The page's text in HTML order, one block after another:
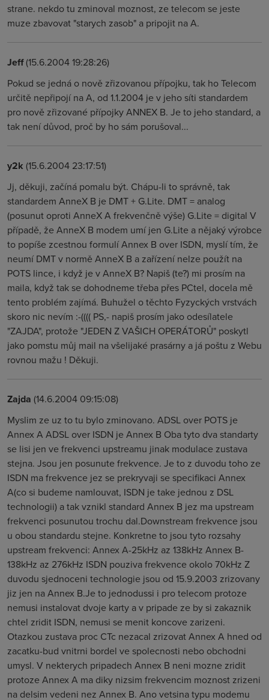
strane. nekdo tu zminoval moznost, ze telecom se jeste
muze zbavovat "starych zasob" a pripojit na A.
Jeff(15.6.2004 19:28:26)
Pokud se jedná o nově zřizovanou přípojku, tak ho Telecom
určitě nepřipojí na A, od 1.1.2004 je v jeho síti standardem
pro nově zřizované přípojky ANNEX B. Je to jeho standard, a
tak není důvod, proč by ho sám porušoval...
y2k (15.6.2004 23:17:51)
Jj, děkuji, začíná pomalu být. Chápu-li to správně, tak
standardem AnneX B je DMT + G.Lite. DMT = analog
(posunut oproti AnneX A frekvenčně výše) G.Lite = digital V
případě, že AnneX B modem umí jen G.Lite a nějaký výrobce
to popíše zcestnou formulí Annex B over ISDN, myslí tím, že
neumí DMT v normě AnneX B a zařízení nelze použít na
POTS lince, i když je v AnneX B? Napiš (te?) mi prosím na
maila, když tak se dohodneme třeba přes PCtel, docela mě
tento problém zajímá. Buhužel o těchto Fyzyckých vrstvách
skoro nic nevím :-(((( PS,- napiš prosím jako odesílatele
"ZAJDA", protože "JEDEN Z VAŠICH OPERÁTORŮ" poskytl
jako pomstu můj mail na všelijaké prasárny a já poštu z Webu
rovnou mažu ! Děkuji.
Zajda (14.6.2004 09:15:08)
Myslim ze uz to tu bylo zminovano. ADSL over POTS je
Annex A ADSL over ISDN je Annex B Oba tyto dva standarty
se lisi jen ve frekvenci upstreamu jinak modulace zustava
stejna. Jsou jen posunute frekvence. Je to z duvodu toho ze
ISDN ma frekvence jez se prekryvaji se specifikaci Annex
A(co si budeme namlouvat, ISDN je take jednou z DSL
technologii) a tak vznikl standard Annex B jez ma upstream
frekvenci posunutou trochu dal.Downstream frekvence jsou
u obou standardu stejne. Konkretne to jsou tyto rozsahy
upstream frekvenci: Annex A-25kHz az 138kHz Annex B-
138kHz az 276kHz ISDN pouziva frekvence okolo 70kHz Z
duvodu sjednoceni technologie jsou od 15.9.2003 zrizovany
jiz jen na Annex B.Je to jednodussi i pro telecom protoze
nemusi instalovat dvoje karty a v pripade ze by si zakaznik
chtel zridit ISDN, nemusi se menit koncove zarizeni.
Otazkou zustava proc CTc nezacal zrizovat Annex A hned od
zacatku-bud vnitrni bordel ve spolecnosti nebo obchodni
umysl. V nekterych pripadech Annex B neni mozne zridit
protoze Annex A ma diky nizsim frekvencim moznost zrizeni
na delsim vedeni nez Annex B. Ano vetsina typu modemu